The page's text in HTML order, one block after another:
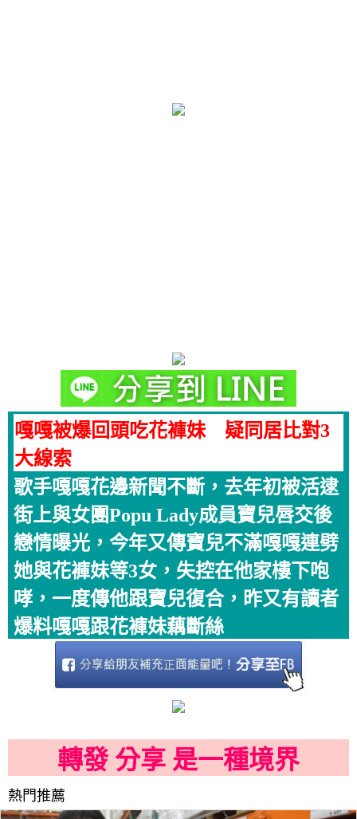
嘎嘎被爆回頭吃花褲妹 疑同居比對3
大線索
歌手嘎嘎花邊新聞不斷，去年初被活逮
街上與女團Popu Lady成員寶兒唇交後
戀情曝光，今年又傳寶兒不滿嘎嘎連劈
她與花褲妹等3女，失控在他家樓下咆
哮，一度傳他跟寶兒復合，昨又有讀者
爆料嘎嘎跟花褲妹藕斷絲
轉發 分享 是一種境界
熱門推薦